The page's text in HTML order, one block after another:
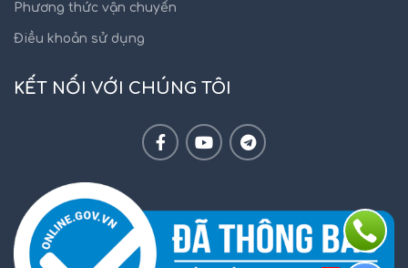
Phương thức vận chuyển
Điều khoản sử dụng
KẾT NỐI VỚI CHÚNG TÔI